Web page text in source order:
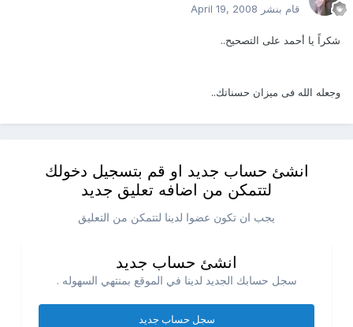
قام بنشر April 19, 2008
شكراً يا أحمد على التصحيح..
وجعله الله فى ميزان حسناتك..
انشئ حساب جديد او قم بتسجيل دخولك
لتتمكن من اضافه تعليق جديد
يجب ان تكون عضوا لدينا لتتمكن من التعليق
انشئ حساب جديد
سجل حسابك الجديد لدينا في الموقع بمنتهي السهوله .
سجل حساب جديد